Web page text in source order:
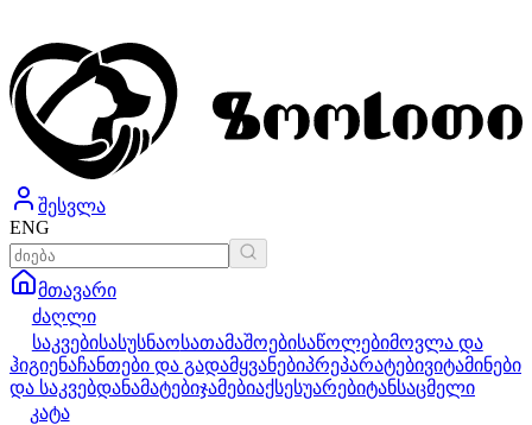
შესვლა
ENG
მთავარი
ძაღლი
საკვებისასუსნაოსათამაშოებისაწოლებიმოვლა და
ჰიგიენაჩანთები და გადამყვანებიპრეპარატებივიტამინები
და საკვებდანამატებიჯამებიაქსესუარებიტანსაცმელი
კატა